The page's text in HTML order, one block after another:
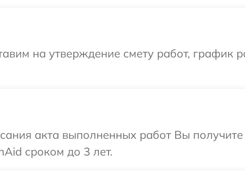
на утверждение смету работ, график
акта выполненных работ Вы
сроком до 3 лет.